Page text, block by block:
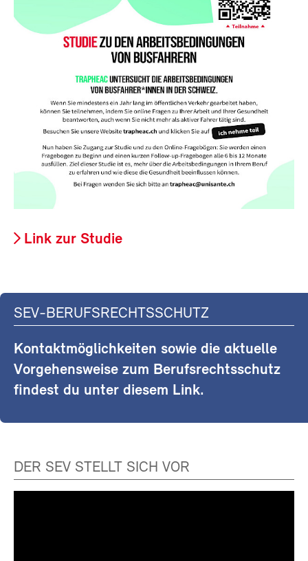
Link zur Studie
SEV-BERUFSRECHTSSCHUTZ
Kontaktmöglichkeiten sowie die aktuelle
Vorgehensweise zum Berufsrechtsschutz
findest du unter diesem Link.
DER SEV STELLT SICH VOR